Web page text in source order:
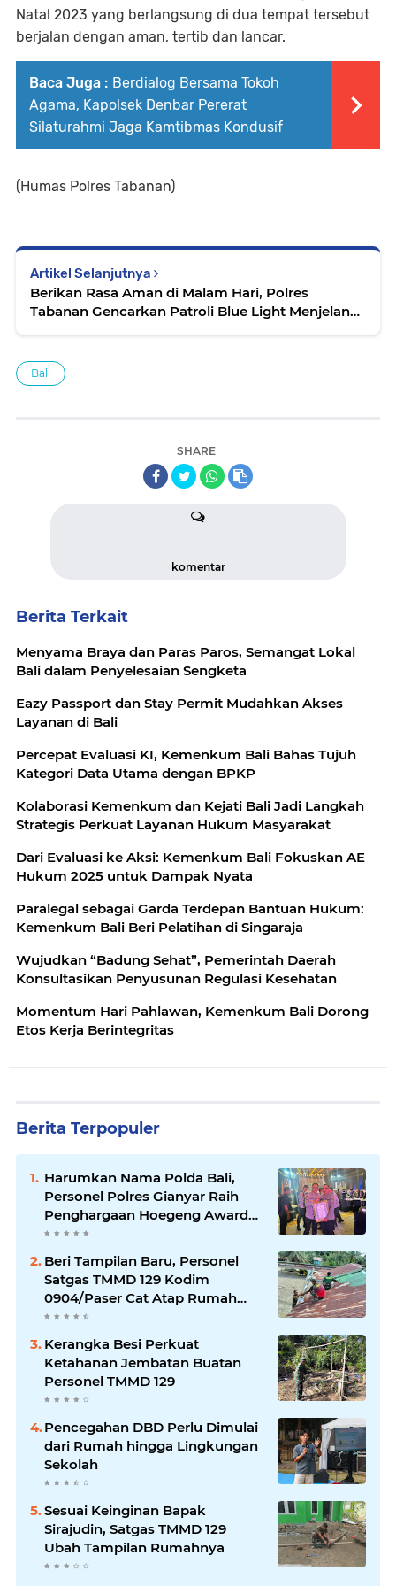
Natal 2023 yang berlangsung di dua tempat tersebut
berjalan dengan aman, tertib dan lancar.
Baca Juga : Berdialog Bersama Tokoh
Agama, Kapolsek Denbar Pererat
Silaturahmi Jaga Kamtibmas Kondusif
(Humas Polres Tabanan)
Artikel Selanjutnya
Berikan Rasa Aman di Malam Hari, Polres
Tabanan Gencarkan Patroli Blue Light Menjelang
Bali
SHARE
komentar
Berita Terkait
Menyama Braya dan Paras Paros, Semangat Lokal
Bali dalam Penyelesaian Sengketa
Eazy Passport dan Stay Permit Mudahkan Akses
Layanan di Bali
Percepat Evaluasi KI, Kemenkum Bali Bahas Tujuh
Kategori Data Utama dengan BPKP
Kolaborasi Kemenkum dan Kejati Bali Jadi Langkah
Strategis Perkuat Layanan Hukum Masyarakat
Dari Evaluasi ke Aksi: Kemenkum Bali Fokuskan AE
Hukum 2025 untuk Dampak Nyata
Paralegal sebagai Garda Terdepan Bantuan Hukum:
Kemenkum Bali Beri Pelatihan di Singaraja
Wujudkan “Badung Sehat”, Pemerintah Daerah
Konsultasikan Penyusunan Regulasi Kesehatan
Momentum Hari Pahlawan, Kemenkum Bali Dorong
Etos Kerja Berintegritas
Berita Terpopuler
Harumkan Nama Polda Bali,
Personel Polres Gianyar Raih
Penghargaan Hoegeng Awards
2026
Beri Tampilan Baru, Personel
Satgas TMMD 129 Kodim
0904/Paser Cat Atap Rumah
Marbot
Kerangka Besi Perkuat
Ketahanan Jembatan Buatan
Personel TMMD 129
Pencegahan DBD Perlu Dimulai
dari Rumah hingga Lingkungan
Sekolah
Sesuai Keinginan Bapak
Sirajudin, Satgas TMMD 129
Ubah Tampilan Rumahnya